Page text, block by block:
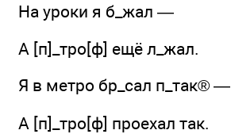
На уроки я б_жал —
А [п]_тро[ф] ещё л_жал.
Я в метро бр_сал п_так® —
А [п]_тро[ф] проехал так.